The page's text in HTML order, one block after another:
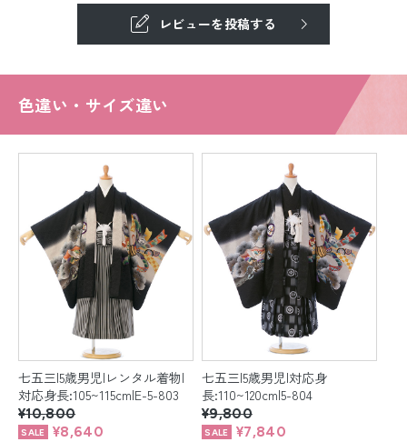
レビューを投稿する
色違い・サイズ違い
七五三|5歳男児|レンタル着物|
対応身長:105~115cm|E-5-803
¥10,800
¥8,640
七五三|5歳男児|対応身
長:110~120cm|5-804
¥9,800
¥7,840